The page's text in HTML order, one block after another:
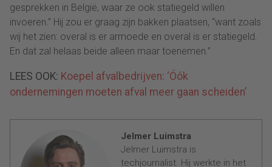
gesprekken in België, waar ze ook statiegeld willen
invoeren.” Hij zou er graag zijn bakken plaatsen, “want zoals
wij het zien: overal is er armoede en overal is er statiegeld.
En dat zal helaas beide alleen maar toenemen.”
LEES OOK: Koepel afvalbedrijven: ‘Óók
ondernemingen moeten afval meer gaan scheiden’
Jelmer Luimstra
Jelmer Luimstra is
techjournalist. Hij werkte in het